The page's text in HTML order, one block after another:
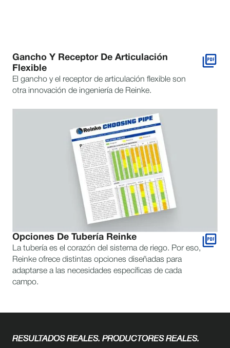
Gancho Y Receptor De Articulación
Flexible
El gancho y el receptor de articulación flexible son
otra innovación de ingeniería de Reinke.
Opciones De Tubería Reinke
La tubería es el corazón del sistema de riego. Por eso,
Reinke ofrece distintas opciones diseñadas para
adaptarse a las necesidades específicas de cada
campo.
RESULTADOS REALES. PRODUCTORES REALES.